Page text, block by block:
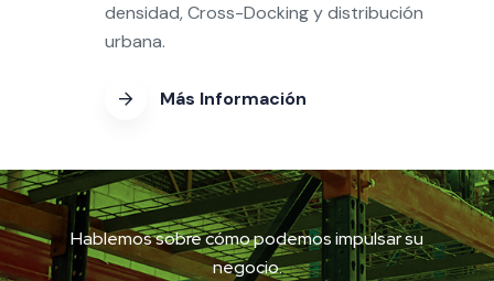
densidad, Cross-Docking y distribución
urbana.
Más Información
Hablemos sobre cómo podemos impulsar su
negocio.